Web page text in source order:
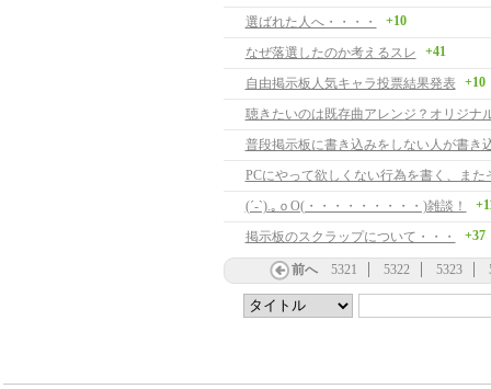
選ばれた人へ・・・・ +10
なぜ落選したのか考えるスレ +41
自由掲示板人気キャラ投票結果発表 +10
聴きたいのは既存曲アレンジ？オリジナ
普段掲示板に書き込みをしない人が書き
(´-`).｡ｏO(・・・・・・・・・)雑談！
掲示板のスクラップについて・・・ +37
前へ 5321 5322 5323